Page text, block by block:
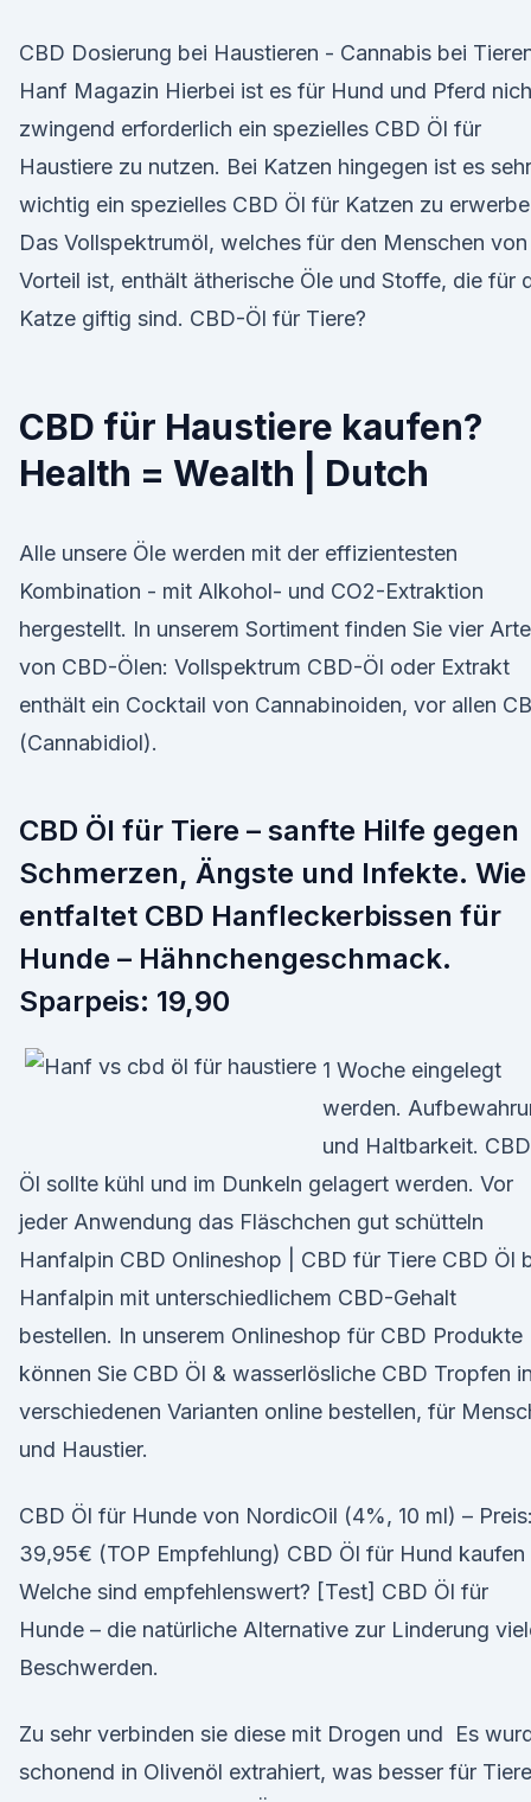
CBD Dosierung bei Haustieren - Cannabis bei
Hanf Magazin Hierbei ist es für Hund und Pferd
zwingend erforderlich ein spezielles CBD Öl für
Haustiere zu nutzen. Bei Katzen hingegen ist es sehr
wichtig ein spezielles CBD Öl für Katzen zu
Das Vollspektrumöl, welches für den Menschen von
Vorteil ist, enthält ätherische Öle und Stoffe, die für
Katze giftig sind. CBD-Öl für Tiere?
CBD für Haustiere kaufen?
Health = Wealth | Dutch
Alle unsere Öle werden mit der effizientesten
Kombination - mit Alkohol- und CO2-Extraktion
hergestellt. In unserem Sortiment finden Sie vier
von CBD-Ölen: Vollspektrum CBD-Öl oder Extrakt
enthält ein Cocktail von Cannabinoiden, vor allen
(Cannabidiol).
CBD Öl für Tiere – sanfte Hilfe gegen
Schmerzen, Ängste und Infekte. Wie
entfaltet CBD Hanfleckerbissen für
Hunde – Hähnchengeschmack.
Sparpeis: 19,90
1 Woche eingelegt
werden.
und Haltbarkeit.
Öl sollte kühl und im Dunkeln gelagert werden. Vor
jeder Anwendung das Fläschchen gut schütteln
Hanfalpin CBD Onlineshop | CBD für Tiere CBD Öl
Hanfalpin mit unterschiedlichem CBD-Gehalt
bestellen. In unserem Onlineshop für CBD Produkte
können Sie CBD Öl & wasserlösliche CBD Tropfen
verschiedenen Varianten online bestellen, für
und Haustier.
CBD Öl für Hunde von NordicOil (4%, 10 ml) –
39,95€ (TOP Empfehlung) CBD Öl für Hund kaufen
Welche sind empfehlenswert? [Test] CBD Öl für
Hunde – die natürliche Alternative zur Linderung
Beschwerden.
Zu sehr verbinden sie diese mit Drogen und Es
schonend in Olivenöl extrahiert, was besser für Tiere